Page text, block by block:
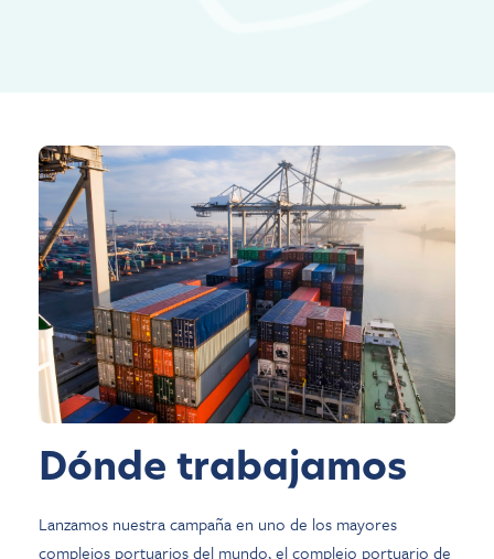
Dónde trabajamos
Lanzamos nuestra campaña en uno de los mayores
complejos portuarios del mundo, el complejo portuario de